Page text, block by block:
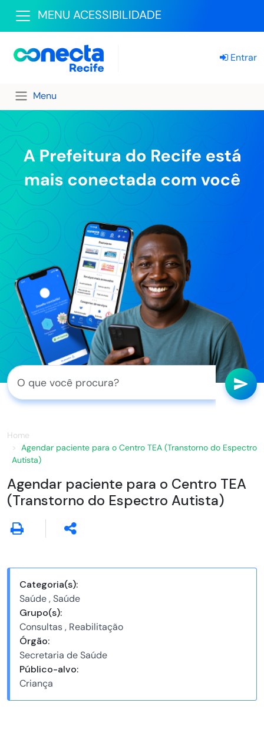
MENU ACESSIBILIDADE
Entrar
Menu
Home
Agendar paciente para o Centro TEA (Transtorno do Espectro
Autista)
Agendar paciente para o Centro TEA
(Transtorno do Espectro Autista)
Categoria(s):
Saúde , Saúde
Grupo(s):
Consultas , Reabilitação
Órgão:
Secretaria de Saúde
Público-alvo:
Criança